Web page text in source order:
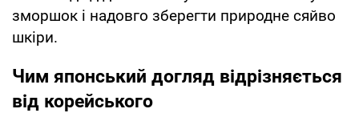
зморшок і надовго зберегти природне сяйво
шкіри.
Чим японський догляд відрізняється
від корейського